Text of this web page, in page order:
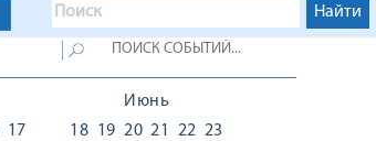
17
Июнь
18 19 20 21
22 23